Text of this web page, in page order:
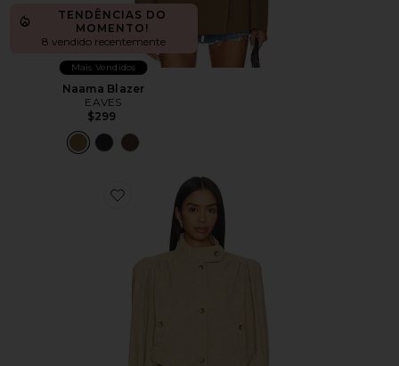
TENDÊNCIAS DO
MOMENTO!
8 vendido recentemente
Mais Vendidos
Naama Blazer
EAVES
$299
Favorite Leon Faux Leather Jacket